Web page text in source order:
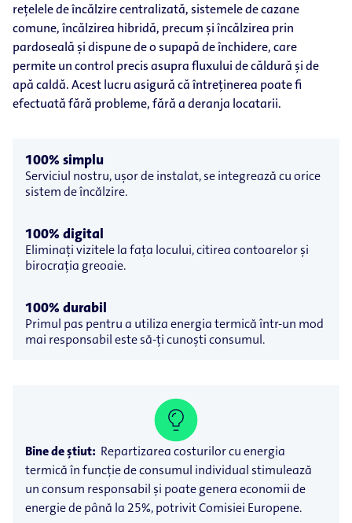
rețelele de încălzire centralizată, sistemele de cazane
comune, încălzirea hibridă, precum și încălzirea prin
pardoseală și dispune de o supapă de închidere, care
permite un control precis asupra fluxului de căldură și de
apă caldă. Acest lucru asigură că întreținerea poate fi
efectuată fără probleme, fără a deranja locatarii.
100% simplu
Serviciul nostru, ușor de instalat, se integrează cu orice
sistem de încălzire.
100% digital
Eliminați vizitele la fața locului, citirea contoarelor și
birocrația greoaie.
100% durabil
Primul pas pentru a utiliza energia termică într-un mod
mai responsabil este să-ți cunoști consumul.
Bine de știut: Repartizarea costurilor cu energia
termică în funcție de consumul individual stimulează
un consum responsabil și poate genera economii de
energie de până la 25%, potrivit Comisiei Europene.